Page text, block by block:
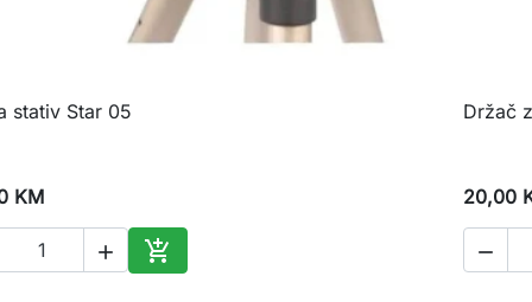

stativ Star 05
KM
 
Dodaj u korpu
Držač
20,00
